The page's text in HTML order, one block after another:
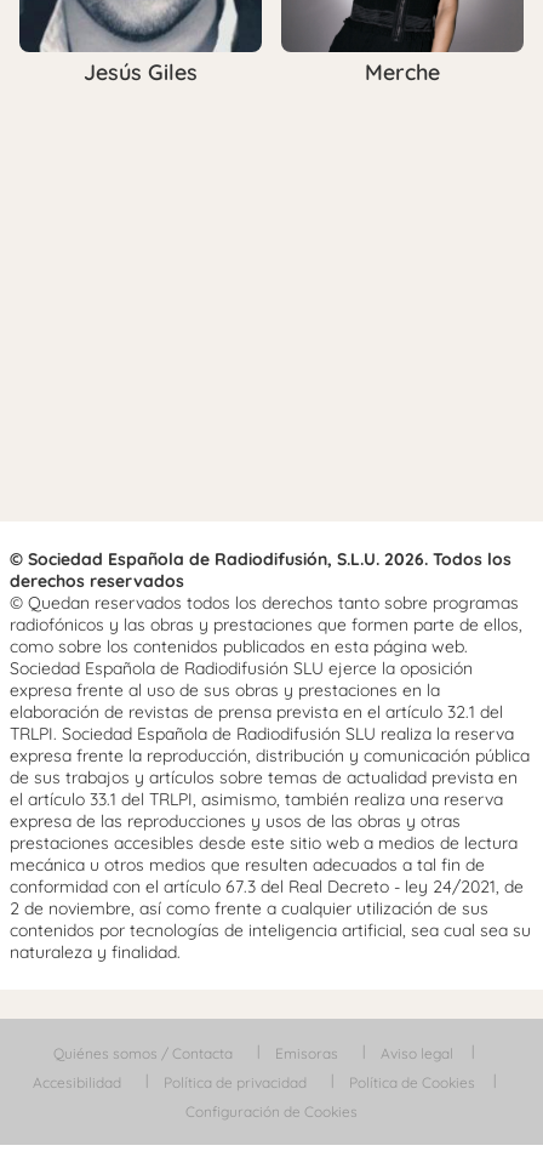
Jesús Giles Merche
© Sociedad Española de Radiodifusión, S.L.U. 2026. Todos los
derechos reservados
© Quedan reservados todos los derechos tanto sobre programas
radiofónicos y las obras y prestaciones que formen parte de ellos,
como sobre los contenidos publicados en esta página web.
Sociedad Española de Radiodifusión SLU ejerce la oposición
expresa frente al uso de sus obras y prestaciones en la
elaboración de revistas de prensa prevista en el artículo 32.1 del
TRLPI. Sociedad Española de Radiodifusión SLU realiza la reserva
expresa frente la reproducción, distribución y comunicación pública
de sus trabajos y artículos sobre temas de actualidad prevista en
el artículo 33.1 del TRLPI, asimismo, también realiza una reserva
expresa de las reproducciones y usos de las obras y otras
prestaciones accesibles desde este sitio web a medios de lectura
mecánica u otros medios que resulten adecuados a tal fin de
conformidad con el artículo 67.3 del Real Decreto - ley 24/2021, de
2 de noviembre, así como frente a cualquier utilización de sus
contenidos por tecnologías de inteligencia artificial, sea cual sea su
naturaleza y finalidad.
Quiénes somos / Contacta Emisoras
Aviso legal
Accesibilidad
Política de privacidad
Política de Cookies
Configuración de Cookies